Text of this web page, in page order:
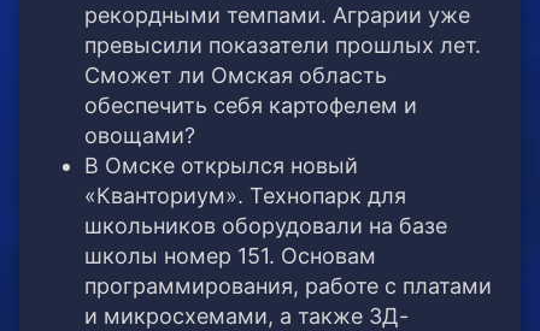
рекордными темпами. Аграрии уже
превысили показатели прошлых лет.
Сможет ли Омская область
обеспечить себя картофелем и
овощами?
В Омске открылся новый
«Кванториум». Технопарк для
школьников оборудовали на базе
школы номер 151. Основам
программирования, работе с платами
и микросхемами, а также 3Д-